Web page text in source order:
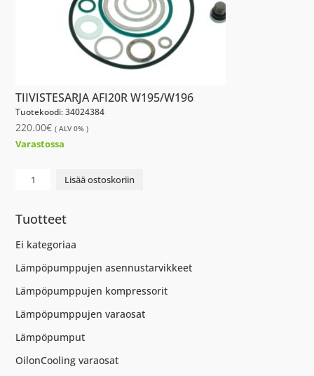
TIIVISTESARJA AFI20R W195/W196
Tuotekoodi: 34024384
220.00€ ( ALV 0% )
Varastossa
TIIVISTESARJA
määrä
Lisää ostoskoriin
Tuotteet
Ei kategoriaa
Lämpöpumppujen asennustarvikkeet
Lämpöpumppujen kompressorit
Lämpöpumppujen varaosat
Lämpöpumput
OilonCooling varaosat